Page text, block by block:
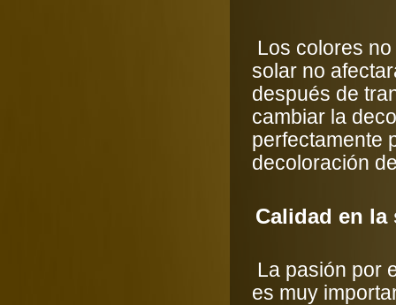
Los colores
solar no
después de
cambiar la
perfectamente
decoloración
Calidad en
La pasión por
es muy